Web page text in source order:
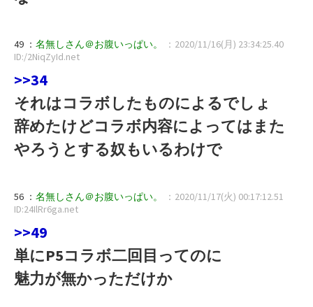
49 ： 名無しさん＠お腹いっぱい。
：2020/11/16(月) 23:34:25.40
ID:/2NiqZyId.net
>>34
それはコラボしたものによるでしょ
辞めたけどコラボ内容によってはまた
やろうとする奴もいるわけで
56 ： 名無しさん＠お腹いっぱい。
：2020/11/17(火) 00:17:12.51
ID:24IlRr6ga.net
>>49
単にP5コラボ二回目ってのに
魅力が無かっただけか